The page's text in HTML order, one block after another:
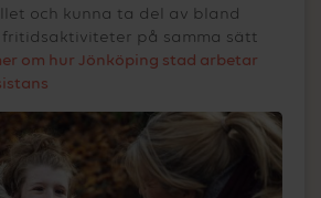
och kunna ta del av bland
på samma sätt
om hur Jönköping stad arbetar